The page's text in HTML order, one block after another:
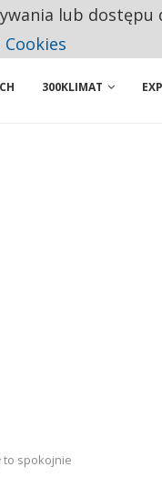
300KLIMAT
to spokojnie
lub